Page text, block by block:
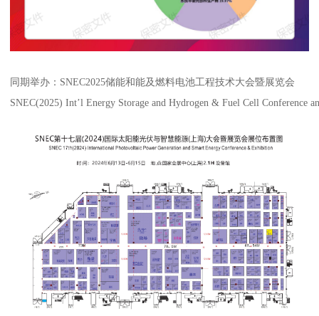
同期举办：SNEC2025储能和能及燃料电池工程技术大会暨展览会
SNEC(2025) Int’l Energy Storage and Hydrogen & Fuel Cell Conference